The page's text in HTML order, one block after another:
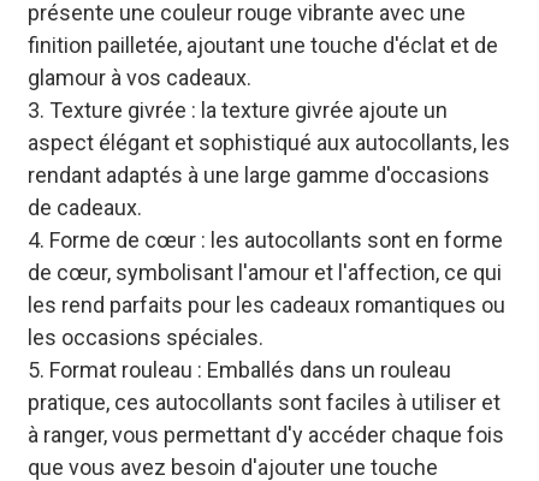
présente une couleur rouge vibrante avec une
finition pailletée, ajoutant une touche d'éclat et de
glamour à vos cadeaux.
3. Texture givrée : la texture givrée ajoute un
aspect élégant et sophistiqué aux autocollants, les
rendant adaptés à une large gamme d'occasions
de cadeaux.
4. Forme de cœur : les autocollants sont en forme
de cœur, symbolisant l'amour et l'affection, ce qui
les rend parfaits pour les cadeaux romantiques ou
les occasions spéciales.
5. Format rouleau : Emballés dans un rouleau
pratique, ces autocollants sont faciles à utiliser et
à ranger, vous permettant d'y accéder chaque fois
que vous avez besoin d'ajouter une touche